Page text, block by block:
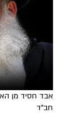
אבד חסיד מן
חב"ד